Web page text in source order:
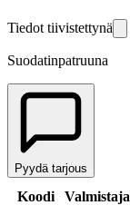
Tiedot tiivistettynä
Suodatinpatruuna
Pyydä tarjous
Koodi Valmistaja